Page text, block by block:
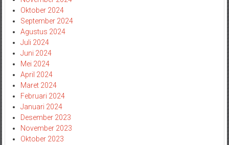
Oktober 2024
September 2024
Agustus 2024
Juli 2024
Juni 2024
Mei 2024
April 2024
Maret 2024
Februari 2024
Januari 2024
Desember 2023
November 2023
Oktober 2023